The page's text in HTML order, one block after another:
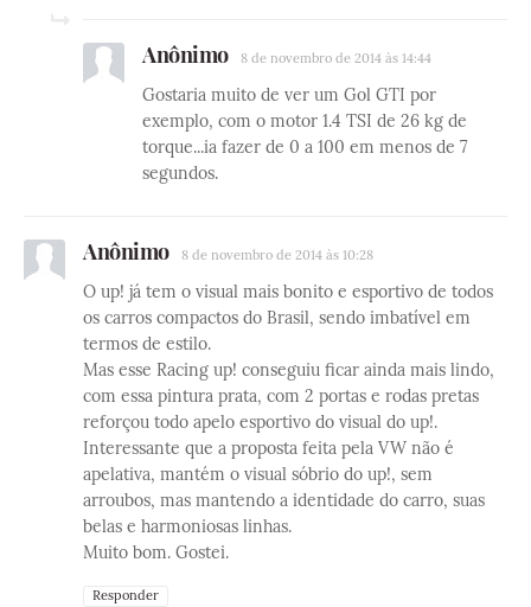
Anônimo 8 de novembro de 2014 às 14:44
Gostaria muito de ver um Gol GTI por
exemplo, com o motor 1.4 TSI de 26 kg de
torque...ia fazer de 0 a 100 em menos de 7
segundos.
Anônimo 8 de novembro de 2014 às 10:28
O up! já tem o visual mais bonito e esportivo de todos
os carros compactos do Brasil, sendo imbatível em
termos de estilo.
Mas esse Racing up! conseguiu ficar ainda mais lindo,
com essa pintura prata, com 2 portas e rodas pretas
reforçou todo apelo esportivo do visual do up!.
Interessante que a proposta feita pela VW não é
apelativa, mantém o visual sóbrio do up!, sem
arroubos, mas mantendo a identidade do carro, suas
belas e harmoniosas linhas.
Muito bom. Gostei.
Responder